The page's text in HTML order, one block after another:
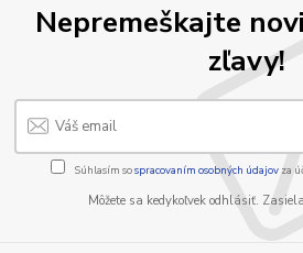
Nepremeškajte
zľavy!
Súhlasím sospracovaním osobných údajov za
Môžete sa kedykoľvek odhlásiť.